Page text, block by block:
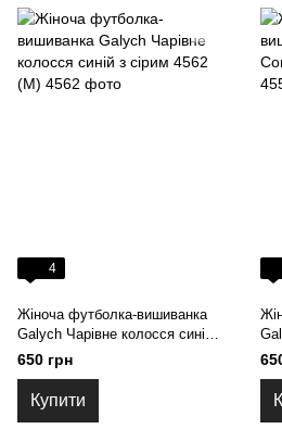
4
Жіноча футболка-вишиванка
Galych Чарівне колосся синій з
сірим 4562 (M)
650 грн
Купити